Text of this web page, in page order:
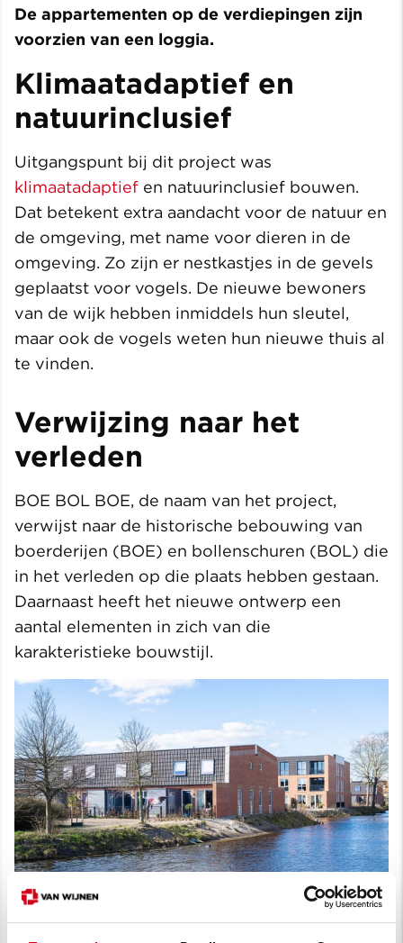
De appartementen op de verdiepingen zijn
voorzien van een loggia.
Klimaatadaptief en
natuurinclusief
Uitgangspunt bij dit project was
klimaatadaptief en natuurinclusief bouwen.
Dat betekent extra aandacht voor de natuur en
de omgeving, met name voor dieren in de
omgeving. Zo zijn er nestkastjes in de gevels
geplaatst voor vogels. De nieuwe bewoners
van de wijk hebben inmiddels hun sleutel,
maar ook de vogels weten hun nieuwe thuis al
te vinden.
Verwijzing naar het
verleden
BOE BOL BOE, de naam van het project,
verwijst naar de historische bebouwing van
boerderijen (BOE) en bollenschuren (BOL) die
in het verleden op die plaats hebben gestaan.
Daarnaast heeft het nieuwe ontwerp een
aantal elementen in zich van die
karakteristieke bouwstijl.